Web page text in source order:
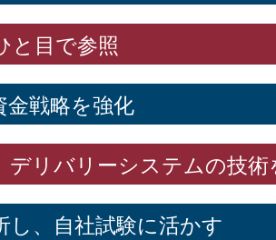
と目で参照
金戦略を強化
リバリーシステムの技術
し、自社試験に活かす